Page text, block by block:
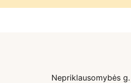
Nepriklausomybės